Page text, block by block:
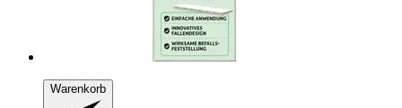
Warenkorb